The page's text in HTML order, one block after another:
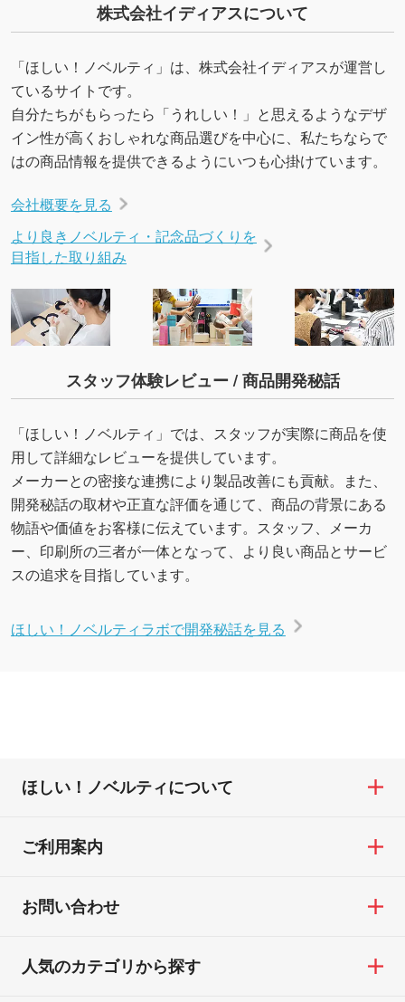
詳しく見る
株式会社イディアスについて
「ほしい！ノベルティ」は、株式会社イディアスが運営し
ているサイトです。
自分たちがもらったら「うれしい！」と思えるようなデザ
イン性が高くおしゃれな商品選びを中心に、私たちならで
はの商品情報を提供できるようにいつも心掛けています。
会社概要を見る
より良きノベルティ・記念品づくりを
目指した取り組み
スタッフ体験レビュー / 商品開発秘話
「ほしい！ノベルティ」では、スタッフが実際に商品を使
用して詳細なレビューを提供しています。
メーカーとの密接な連携により製品改善にも貢献。また、
開発秘話の取材や正直な評価を通じて、商品の背景にある
物語や価値をお客様に伝えています。スタッフ、メーカ
ー、印刷所の三者が一体となって、より良い商品とサービ
スの追求を目指しています。
ほしい！ノベルティラボで開発秘話を見る
ほしい！ノベルティについて
ご利用案内
お問い合わせ
人気のカテゴリから探す